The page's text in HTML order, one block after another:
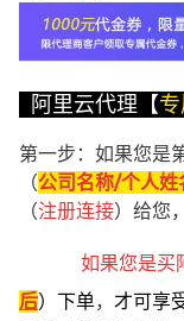
阿里云代理【
第一步：如果您是
（公司名称/个人
（注册连接）给您
如果您是买
后） 下单， 才可享